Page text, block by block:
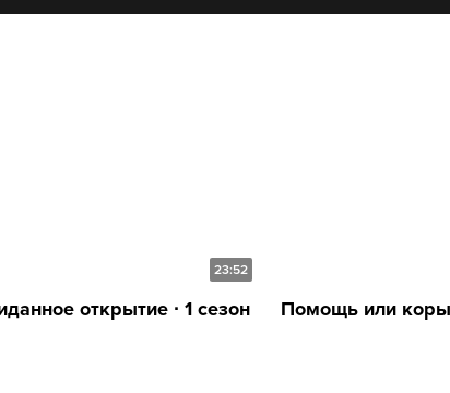
23:52
открытие ∙ 1 сезон Помощь или